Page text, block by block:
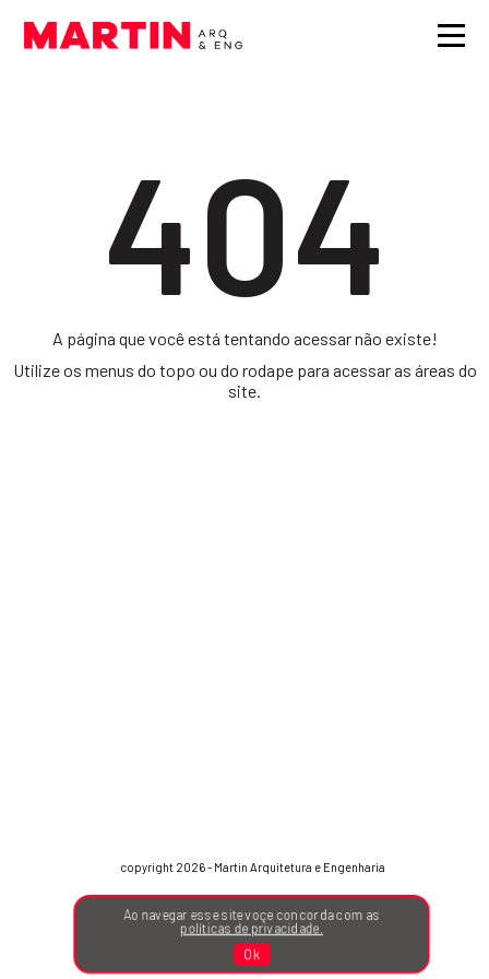
404
A página que você está tentando acessar não existe!
Utilize os menus do topo ou do rodape para acessar as áreas do
site.
Ao navegar esse site voçe concorda com as
políticas de privacidade.
Ok
copyright 2026 - Martin Arquitetura e Engenharia